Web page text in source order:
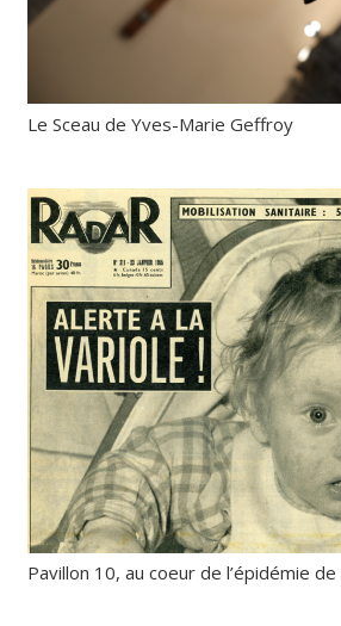
Le Sceau de Yves-Marie Geffroy
Pavillon 10, au coeur de l’épidémie